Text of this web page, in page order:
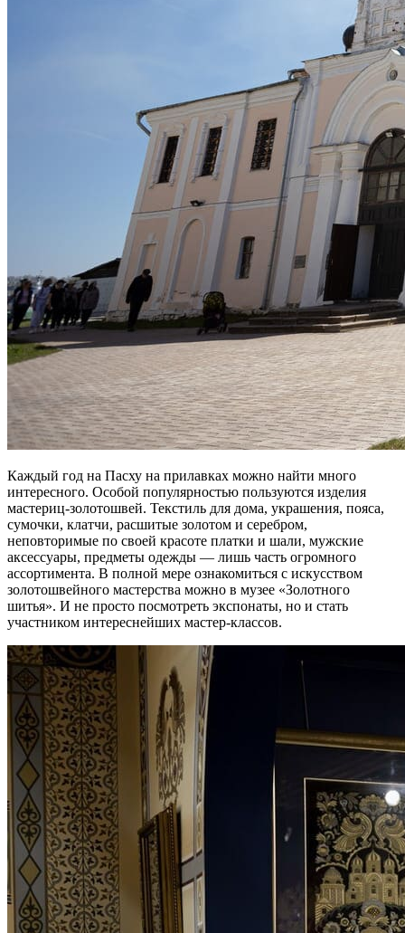
Каждый год на Пасху на прилавках можно найти много
интересного. Особой популярностью пользуются изделия
мастериц-золотошвей. Текстиль для дома, украшения, пояса,
сумочки, клатчи, расшитые золотом и серебром,
неповторимые по своей красоте платки и шали, мужские
аксессуары, предметы одежды — лишь часть огромного
ассортимента. В полной мере ознакомиться с искусством
золотошвейного мастерства можно в музее «Золотного
шитья». И не просто посмотреть экспонаты, но и стать
участником интереснейших мастер-классов.